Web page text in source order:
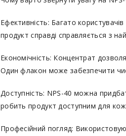
Ефективність: Багато
продукт справді справляється з
Економічність: Концентрат
Один флакон може забезпечити
Доступність: NPS-40 можна
робить продукт доступним для
Професійний погляд: